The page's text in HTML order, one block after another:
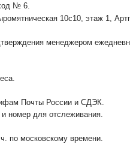
№ 6.
10с10 , этаж 1,
менеджером
Почты России и СДЭК.
номер для отслеживания.
по московскому времени.